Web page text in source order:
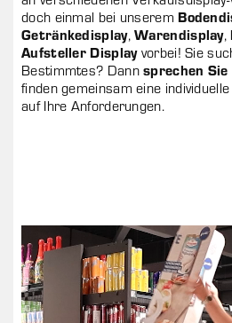
doch einmal bei unserem
Getränkedisplay,Warendisplay,
Aufsteller Displayvorbei! Sie
Bestimmtes? Dannsprechen
finden gemeinsam eine
auf Ihre Anforderungen.